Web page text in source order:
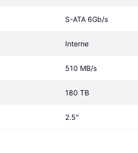
S-ATA 6Gb/s
Interne
510 MB/s
180 TB
2.5"